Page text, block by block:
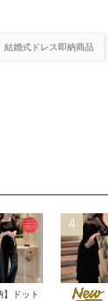
結婚式ドレス即納商品
】ドット
4